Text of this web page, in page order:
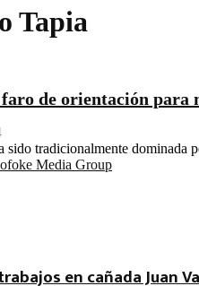
Tapia
de orientación para
tradicionalmente
Media Group
en cañada Juan